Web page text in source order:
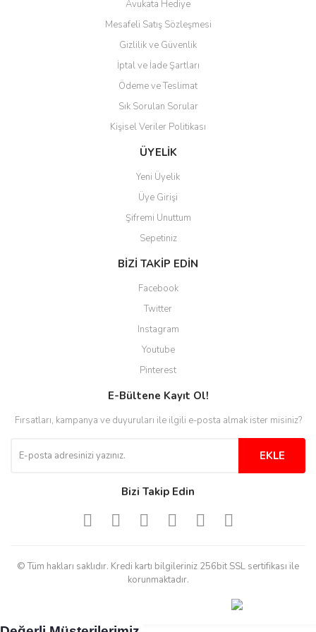
Gönder
Ürünler kategorize, başlıklar
kolaylaşıyor. Yani site de
hazırlanmış çok düzenli bir site.
derecede beğendim
Kolay ve hizli alisveris
Avukata Hediye
Mesafeli Satış Sözleşmesi
Gizlilik ve Güvenlik
İptal ve İade Şartları
Ödeme ve Teslimat
Sık Sorulan Sorular
Kişisel Veriler Politikası
ÜYELİK
Yeni Üyelik
Üye Girişi
Şifremi Unuttum
Sepetiniz
BİZİ TAKİP EDİN
Facebook
Twitter
Instagram
Youtube
Pinterest
E-Bültene Kayıt Ol!
Fırsatları, kampanya ve duyuruları ile ilgili e-posta almak ister misiniz?
EKLE
Bizi Takip Edin
© Tüm hakları saklıdır. Kredi kartı bilgileriniz 256bit SSL sertifikası ile
korunmaktadır.